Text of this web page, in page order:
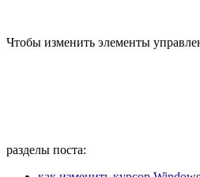
Чтобы изменить элементы
разделы поста: